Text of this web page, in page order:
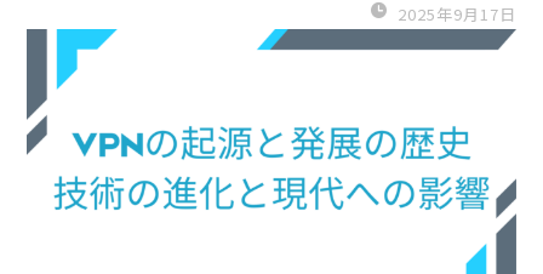
2025年9月17日